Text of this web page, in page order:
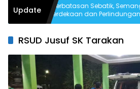
Update
Dari Perbatasan Sebatik, Semangat
Kemerdekaan dan Perlindungan Anak
Digaungkan Jelang HUT RI ke-81
RSUD Jusuf SK Tarakan